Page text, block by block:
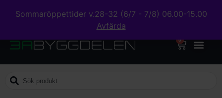
Sommaröppettider v.28-32 (6/7 - 7/8) 06.00-15.00
Avfärda
0